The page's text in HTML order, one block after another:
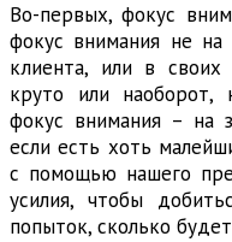
Во-первых, фокус
фокус внимания не
клиента, или в
круто или наоборот,
фокус внимания – на
если есть хоть
с помощью нашего
усилия, чтобы
попыток, сколько